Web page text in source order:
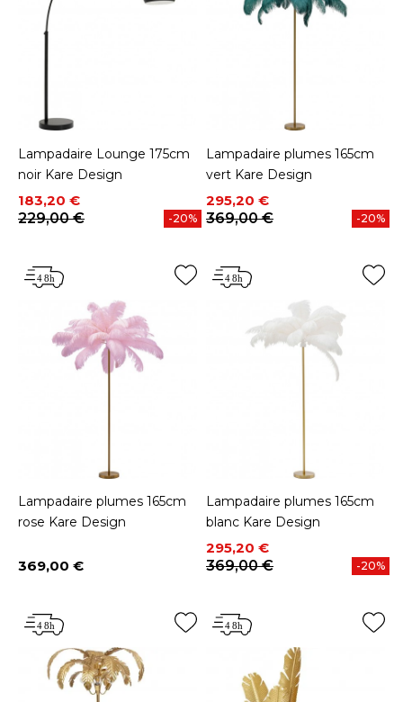
Lampadaire Lounge 175cm
noir Kare Design
Prix
183,20 €
Prix de base
229,00 €
-20%
Lampadaire plumes 165cm
vert Kare Design
Prix
295,20 €
Prix de base
369,00 €
-20%
Lampadaire plumes 165cm
rose Kare Design
Prix
369,00 €
Lampadaire plumes 165cm
blanc Kare Design
Prix
295,20 €
Prix de base
369,00 €
-20%